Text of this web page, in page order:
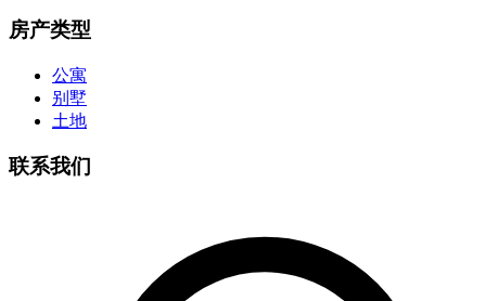
房产类型
公寓
别墅
土地
联系我们